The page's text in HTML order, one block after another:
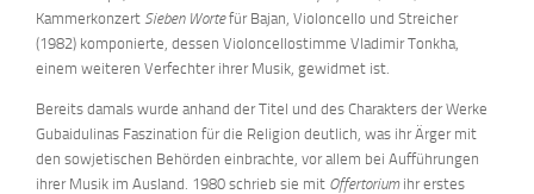
Kammerkonzert Sieben Wortefür Bajan, Violoncello und Streicher
(1982) komponierte, dessen Violoncellostimme Vladimir Tonkha,
einem weiteren Verfechter ihrer Musik, gewidmet ist.
Bereits damals wurde anhand der Titel und des Charakters der Werke
Gubaidulinas Faszination für die Religion deutlich, was ihr Ärger mit
den sowjetischen Behörden einbrachte, vor allem bei Aufführungen
ihrer Musik im Ausland. 1980 schrieb sie mit Offertoriumihr erstes